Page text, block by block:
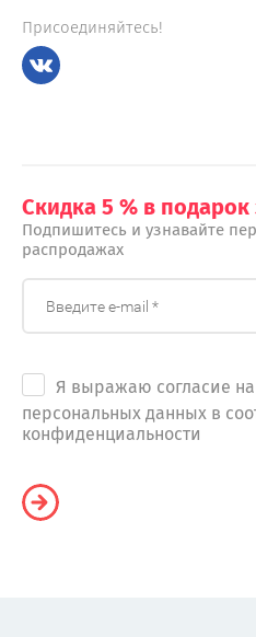
Присоединяйтесь!
Скидка 5 % в подарок
Подпишитесь и узнавайте
распродажах
Я выражаю согласие
персональных данных в
конфиденциальности